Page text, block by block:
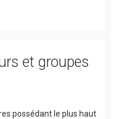
et groupes
possédant le plus haut